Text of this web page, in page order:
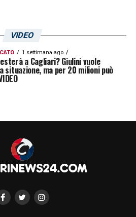
VIDEO
1 settimana ago
a Cagliari? Giulini vuole
situazione, ma per 20 milioni può